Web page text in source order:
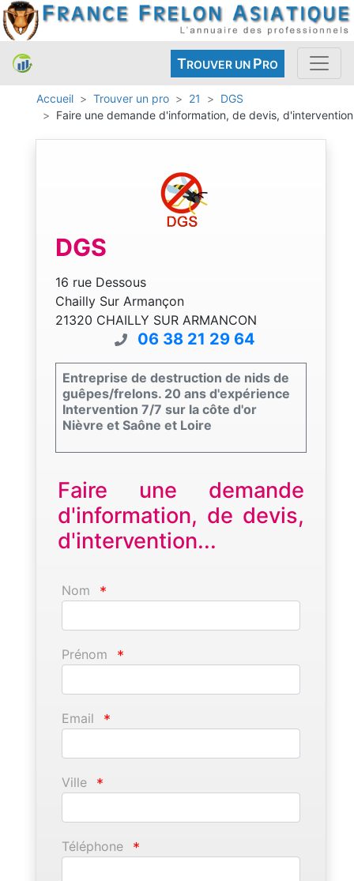
TROUVER UN PRO
Accueil Trouver un pro 21
DGS
Faire une demande d'information, de devis, d'intervention
DGS
16 rue Dessous
Chailly Sur Armançon
21320 CHAILLY SUR ARMANCON
06 38 21 29 64
Entreprise de destruction de nids de
guêpes/frelons. 20 ans d'expérience
Intervention 7/7 sur la côte d'or
Nièvre et Saône et Loire
Faire une demande
d'information, de devis,
d'intervention...
Nom *
Prénom *
Email *
Ville *
Téléphone *